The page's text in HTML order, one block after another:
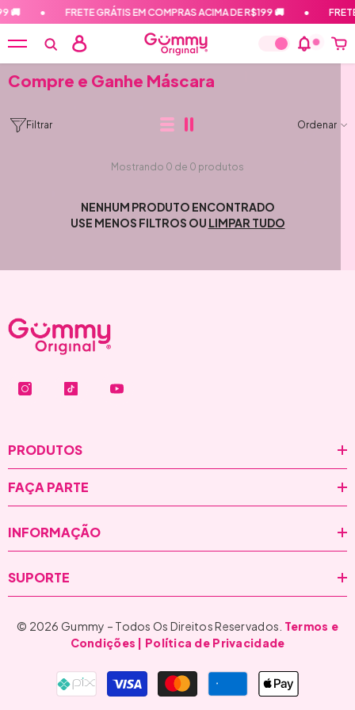
🚚 • FRETE GRÁTIS EM COMPRAS ACIMA DE R$199 🚚 •
Compre e Ganhe Máscara
Filtrar Ordenar
Mostrando 0 de 0 produtos
NENHUM PRODUTO ENCONTRADO
USE MENOS FILTROS OU LIMPAR TUDO
PRODUTOS
FAÇA PARTE
INFORMAÇÃO
SUPORTE
© 2026 Gummy – Todos Os Direitos Reservados. Termos e
Condições | Política de Privacidade
Formas
de